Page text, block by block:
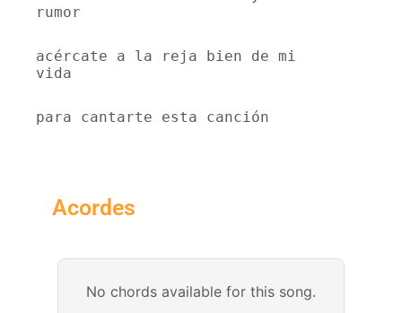
rumor
acércate a la reja bien de mi
vida
para cantarte esta canción
Acordes
No chords available for this song.